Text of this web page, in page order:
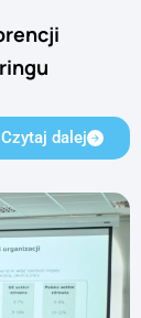
Czytaj dalej